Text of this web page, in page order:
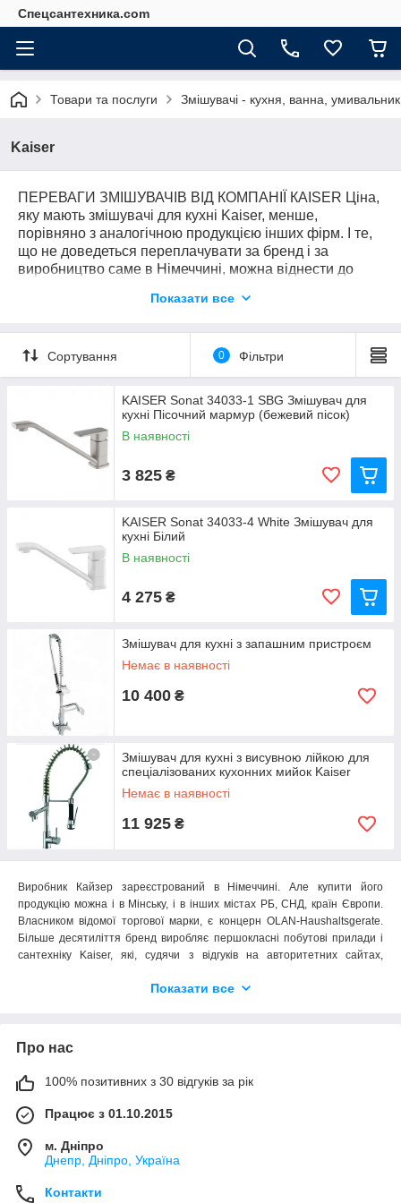
Спецсантехника.com
Товари та послуги Змішувачі - кухня, ванна,
Kaiser
ПЕРЕВАГИ ЗМІШУВАЧІВ ВІД КОМПАНІЇ КAISER Ціна,
яку мають змішувачі для кухні Kaiser, менше,
порівняно з аналогічною продукцією інших фірм. І те,
що не доведеться переплачувати за бренд і за
виробництво саме в Німеччині, можна віднести до
компанії, змішувачі для кухні Кайзер мають найвищу
проводяться з пристроями Kaiser, показали їх
абсолютну надійність, ремонтопридатність. Якість
продукції Kaiser підтверджено тим, що у компанії є
власний сервісний центр, дається фірмова п'ятирічна
гарантія і є сертифікат виробника. Змішувачі Kaiser
для кухні виробляються з вбудованим керамічним
картриджем, в результаті чого значно збільшується
термін експлуатації виробу. Продукцію Kaiser
асортимент, що дозволяє придбати змішувачі цієї
фірми для всього обладнання в квартирі.
Показати все
Сортування 0 Фільтри
KAISER Sonat 34033-1 SBG Змішувач для
кухні Пісочний мармур (бежевий пісок)
В наявності
3 825 ₴
KAISER Sonat 34033-4 White Змішувач для
кухні Білий
В наявності
4 275 ₴
Змішувач для кухні з запашним пристроєм
Немає в наявності
10 400 ₴
Змішувач для кухні з висувною лійкою для
спеціалізованих кухонних мийок Kaiser
Немає в наявності
11 925 ₴
Виробник Кайзер зареєстрований в Німеччині. Але купити його
продукцію можна і в Мінську, і в інших містах РБ, СНД, країн Європи.
Власником відомої торгової марки, є концерн OLAN-Haushaltsgerate.
Більше десятиліття бренд виробляє першокласні побутові прилади і
сантехніку Kaiser, які, судячи з відгуків на авторитетних сайтах,
мастодонтів світового ринку. Кожна номенклатурна одиниця з великого
техніки підтверджено сертифікатами ISO 9001 та ISO 14001.
першосортного сировини. Корпусу, изливы і ручки виготовляються з
змішувачів під фільтр Kaiser, власне, як і простих моделей, не
викликають жодних нарікань. Плавність ходу важелів і довговічність
фільтр зручні в експлуатації і справно виконують роль безперебійного
Показати все
Про нас
100% позитивних з 30 відгуків за рік
Працює з 01.10.2015
м. Дніпро
Днепр, Дніпро, Україна
Контакти